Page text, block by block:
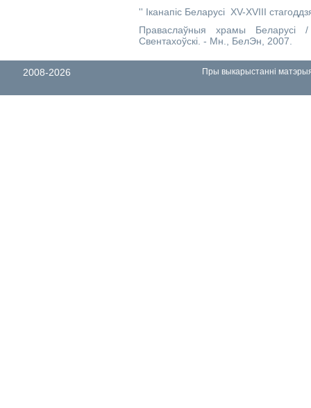
'' Іканапіс Беларусі XV-XVIII
Праваслаўныя храмы Беларусі
Свентахоўскі. - Мн., БелЭн, 2007.
2008-2026 Пры выкарыстанні